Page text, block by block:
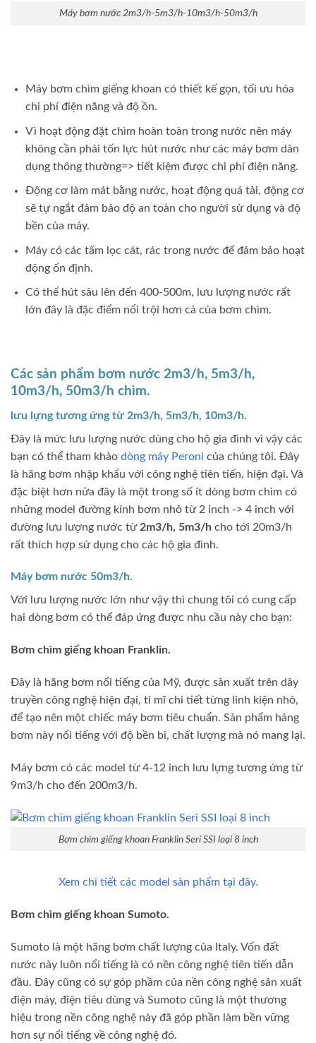
Máy bơm nước 2m3/h-5m3/h-10m3/h-50m3/h
Máy bơm chìm giếng khoan có thiết kế gọn, tối ưu hóa
chi phí điện năng và độ ồn.
Vì hoạt động đặt chìm hoàn toàn trong nước nên máy
không cần phải tốn lực hút nước như các máy bơm dân
dụng thông thường=> tiết kiệm được chi phí điện năng.
Động cơ làm mát bằng nước, hoạt động quá tải, động cơ
sẽ tự ngắt đảm bảo độ an toàn cho người sử dụng và độ
bền của máy.
Máy có các tấm lọc cát, rác trong nước để đảm bảo hoạt
động ổn định.
Có thể hút sâu lên đến 400-500m, lưu lượng nước rất
lớn đây là đặc điểm nổi trội hơn cả của bơm chìm.
Các sản phẩm bơm nước 2m3/h, 5m3/h,
10m3/h, 50m3/h chìm.
lưu lựng tương ứng từ 2m3/h, 5m3/h, 10m3/h.
Đây là mức lưu lượng nước dùng cho hộ gia đình vì vậy các
bạn có thể tham khảo dòng máy Peroni của chúng tôi. Đây
là hãng bơm nhập khẩu với công nghệ tiên tiến, hiện đại. Và
đặc biệt hơn nữa đây là một trong số ít dòng bơm chìm có
những model đường kính bơm nhỏ từ 2 inch -> 4 inch với
đường lưu lượng nước từ 2m3/h, 5m3/h cho tới 20m3/h
rất thích hợp sử dụng cho các hộ gia đình.
Máy bơm nước 50m3/h.
Với lưu lượng nước lớn như vậy thì chung tôi có cung cấp
hai dòng bơm có thể đáp ứng được nhu cầu này cho bạn:
Bơm chìm giếng khoan Franklin.
Đây là hãng bơm nổi tiếng của Mỹ, được sản xuất trên dây
truyền công nghệ hiện đại, tỉ mĩ chi tiết từng linh kiện nhỏ,
để tạo nên một chiếc máy bơm tiêu chuẩn. Sản phẩm hảng
bơm này nổi tiếng với độ bền bỉ, chất lượng mà nó mang lại.
Máy bơm có các model từ 4-12 inch lưu lựng tương ứng từ
9m3/h cho đến 200m3/h.
Bơm chìm giếng khoan Franklin Seri SSI loại 8 inch
Xem chi tiết các model sản phẩm tại đây.
Bơm chìm giếng khoan Sumoto.
Sumoto là một hãng bơm chất lượng của Italy. Vốn đất
nước này luôn nổi tiếng là có nền công nghệ tiên tiến dẫn
đầu. Đây cũng có sự góp phầm của nền công nghệ sản xuất
điện máy, điện tiêu dùng và Sumoto cũng là một thương
hiệu trong nền công nghệ này đã góp phần làm bền vững
hơn sự nổi tiếng về công nghệ đó.